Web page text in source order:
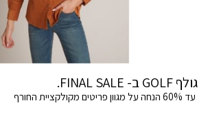
גולף GOLF ב- FINAL SALE.
עד 60% הנחה על מגוון פריטים מקולקציית החורף